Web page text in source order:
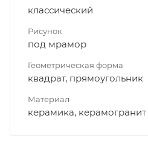
классический
Рисунок
под мрамор
Геометрическая форма
квадрат, прямоугольник
Материал
керамика, керамогранит